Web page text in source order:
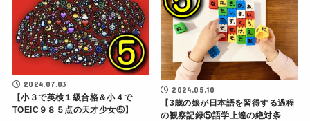
2024.07.03
【小３で英検１級合格＆小４で
TOEIC９８５点の天才少女⑤】
2024.05.10
【3歳の娘が日本語を習得する過程
の観察記録⑤語学上達の絶対条